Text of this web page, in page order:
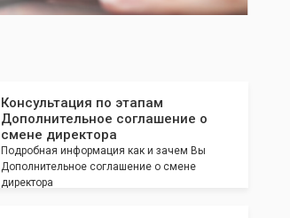
Консультация по этапам
Дополнительное соглашение о
смене директора
Подробная информация как и зачем Вы
Дополнительное соглашение о смене
директора